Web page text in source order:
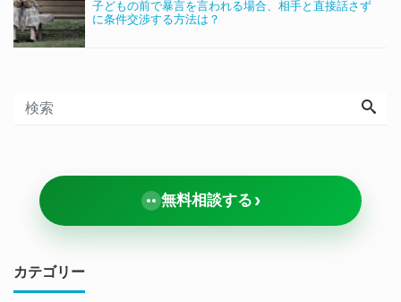
子どもの前で暴言を言われる場合、相手と直接話さず
に条件交渉する方法は？
無料相談する ›
カテゴリー